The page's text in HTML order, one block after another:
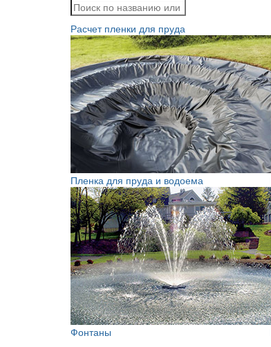
Расчет пленки для пруда
Пленка для пруда и водоема
Фонтаны